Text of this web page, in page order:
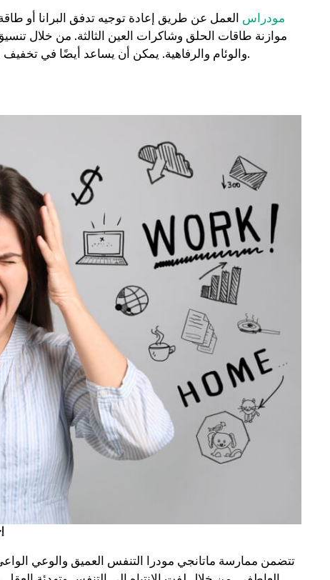
مودراس العمل عن طريق إعادة توجيه تدفق البرانا أو
موازنة طاقات الحلق وشاكرات العين الثالثة. من خلال
والوئام والرفاهية. يمكن أن يساعد أيضًا في تخفيف أي اختلالات أو انسداد قد يسبب عدم الراحة الجسدية أو العاطفية.
تتضمن ممارسة ماتانجي مودرا التنفس العميق والوعي